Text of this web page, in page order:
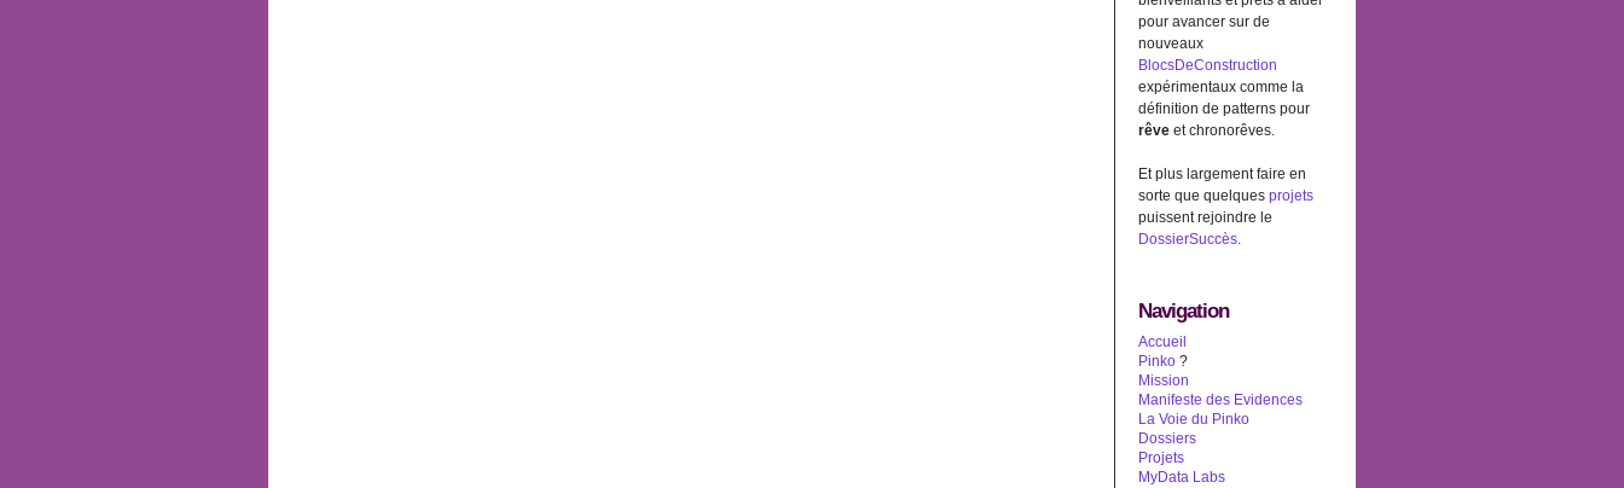
pour avancer sur de
nouveaux
BlocsDeConstruction
expérimentaux comme la
définition de patterns pour
rêve et chronorêves.
Et plus largement faire en
sorte que quelques projets
puissent rejoindre le
DossierSuccès.
Navigation
Accueil
Pinko ?
Mission
Manifeste des Evidences
La Voie du Pinko
Dossiers
Projets
MyData Labs